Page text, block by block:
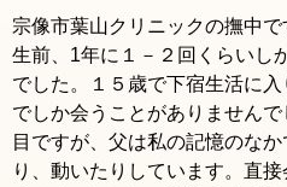
宗像市葉山クリニックの撫中で
生前、1年に１－２回くらいし
でした。１５歳で下宿生活に
でしか会うことがありません
目ですが、父は私の記憶のな
り、動いたりしています。直